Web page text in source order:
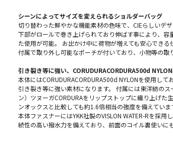
シーンによってサイズを変えられるショルダーバッグ
切り替わった鮮やかな機能素材の色味で、CIEらしいデ
下部がロールで巻き上げられており伸ばす事により、容
た使用が可能。 お出かけ中に荷物が増えても安心できる
付属で取り外し可能なポーチが付いており、小物等の取
引き裂き等に強い、CORUDURACORDURA500d
本体にはCORUDURACORDURA500d NYLONを使用して
引き裂き等に強い素材になります。 付属には東洋紡の
ン）ツヌーガCORDURAをリップストップに織り上げた
ンオックスと比較しても約1.6倍相当の強度を備えていま
本体ファスナーにはYKK社製のVISLON WATER-Rを採用
続性の高い撥水力を備えており、前面のコイル裏使いに